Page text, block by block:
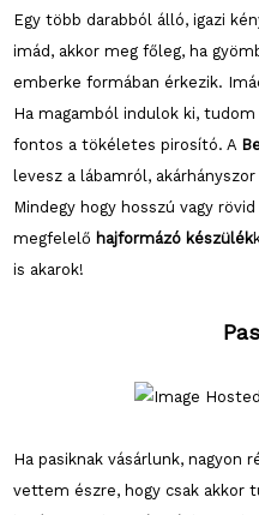
Egy több darabból álló, igazi
imád, akkor meg főleg, ha
emberke formában érkezik.
Ha magamból indulok ki,
fontos a tökéletes pirosító. A
levesz a lábamról,
Mindegy hogy hosszú vagy
megfelelő hajformázó készülék
is akarok!
Ha pasiknak vásárlunk, nagyon
vettem észre, hogy csak akkor